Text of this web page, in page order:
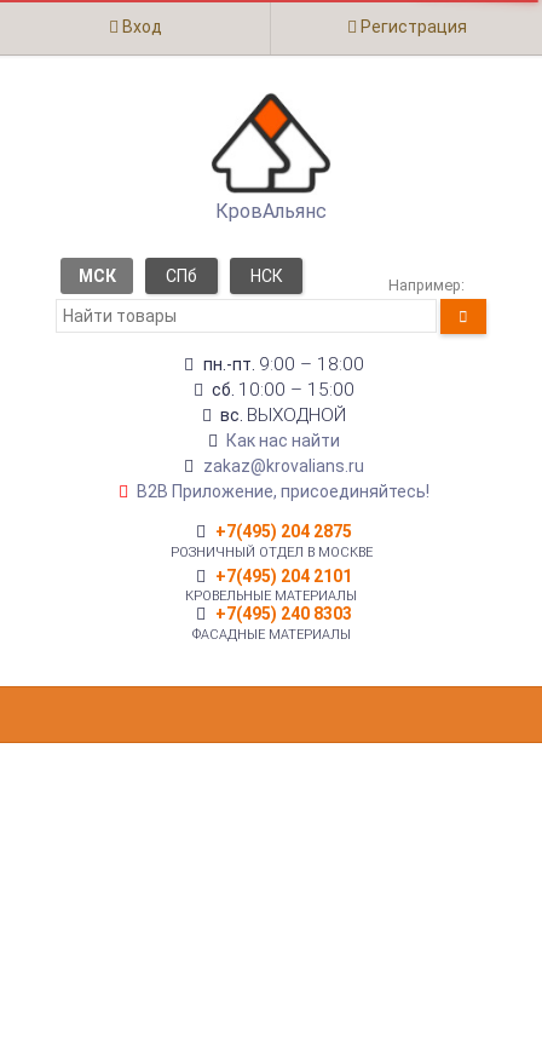
Вход Регистрация
КровАльянс
МСК СПб НСК Например:
пн.-пт. 9:00 – 18:00
сб. 10:00 – 15:00
вс. ВЫХОДНОЙ
Как нас найти
zakaz@krovalians.ru
B2B Приложение, присоединяйтесь!
+7(495) 204 2875
РОЗНИЧНЫЙ ОТДЕЛ В МОСКВЕ
+7(495) 204 2101
КРОВЕЛЬНЫЕ МАТЕРИАЛЫ
+7(495) 240 8303
ФАСАДНЫЕ МАТЕРИАЛЫ